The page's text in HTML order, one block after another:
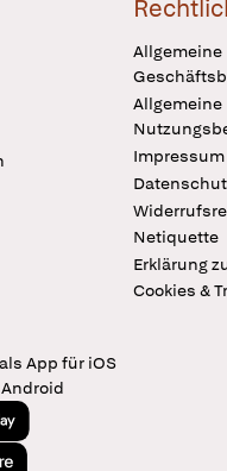
Allgemeine
Allgemeine
Impressum
Netiquette
Erklärung
Cookies &
App für iOS
Play
Store